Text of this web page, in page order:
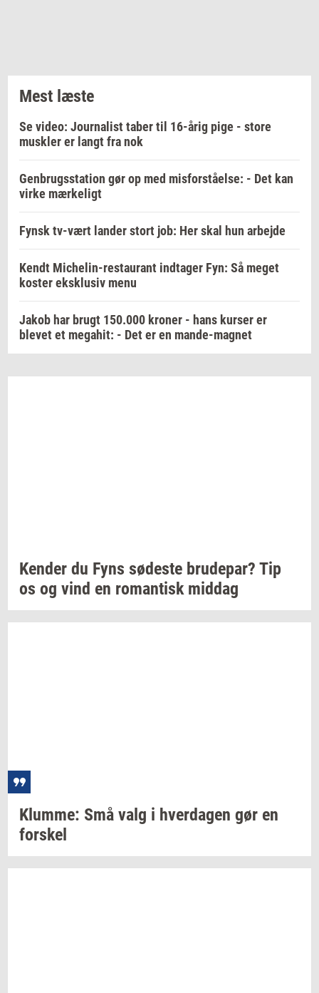
Mest læste
Se video: Journalist taber til 16-årig pige - store
muskler er langt fra nok
Genbrugsstation gør op med misforståelse: - Det kan
virke mærkeligt
Fynsk tv-vært lander stort job: Her skal hun arbejde
Kendt Michelin-restaurant indtager Fyn: Så meget
koster eksklusiv menu
Jakob har brugt 150.000 kroner - hans kurser er
blevet et megahit: - Det er en mande-magnet
Ken­der du Fyns sø­de­ste bru­de­par? Tip
os og vind en ro­man­tisk mid­dag
Klum­me: Små valg i hver­da­gen gør en
for­skel